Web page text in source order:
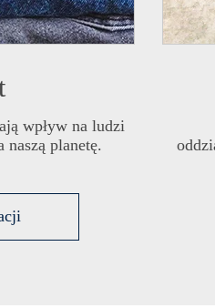
wpływ na ludzi
naszą planetę.